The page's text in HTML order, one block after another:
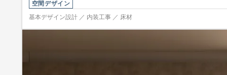
空間デザイン
基本デザイン設計 ／ 内装工事 ／ 床材